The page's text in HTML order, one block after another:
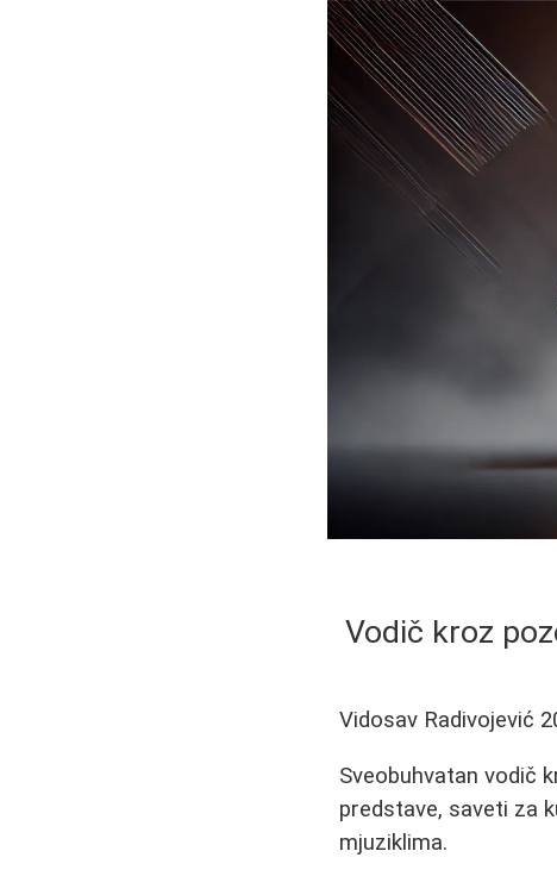
Vodič kroz
Vidosav Radivojević
Sveobuhvatan vodič
predstave, saveti za
mjuziklima.